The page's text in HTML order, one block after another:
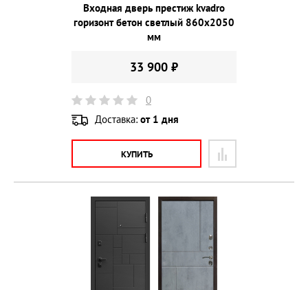
Входная дверь престиж kvadro
горизонт бетон светлый 860х2050
мм
33 900 ₽
0
Доставка: от 1 дня
КУПИТЬ